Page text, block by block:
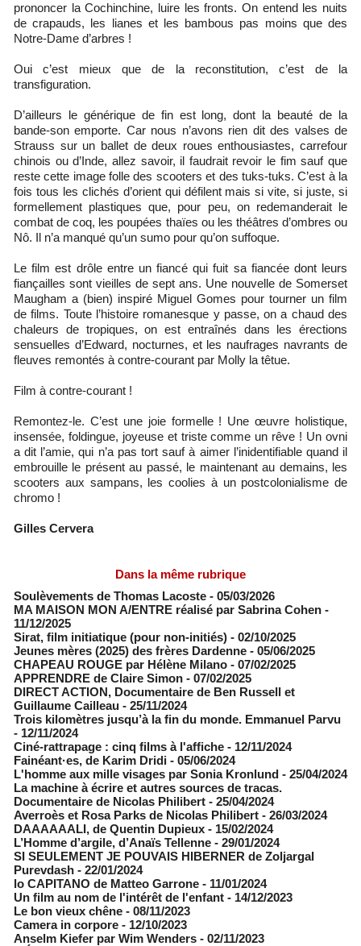
prononcer la Cochinchine, luire les fronts. On entend les nuits
de crapauds, les lianes et les bambous pas moins que des
Notre-Dame d’arbres !
Oui c’est mieux que de la reconstitution, c’est de la
transfiguration.
D’ailleurs le générique de fin est long, dont la beauté de la
bande-son emporte. Car nous n’avons rien dit des valses de
Strauss sur un ballet de deux roues enthousiastes, carrefour
chinois ou d’Inde, allez savoir, il faudrait revoir le fim sauf que
reste cette image folle des scooters et des tuks-tuks. C’est à la
fois tous les clichés d’orient qui défilent mais si vite, si juste, si
formellement plastiques que, pour peu, on redemanderait le
combat de coq, les poupées thaïes ou les théâtres d’ombres ou
Nô. Il n’a manqué qu’un sumo pour qu’on suffoque.
Le film est drôle entre un fiancé qui fuit sa fiancée dont leurs
fiançailles sont vieilles de sept ans. Une nouvelle de Somerset
Maugham a (bien) inspiré Miguel Gomes pour tourner un film
de films. Toute l’histoire romanesque y passe, on a chaud des
chaleurs de tropiques, on est entraînés dans les érections
sensuelles d’Edward, nocturnes, et les naufrages navrants de
fleuves remontés à contre-courant par Molly la têtue.
Film à contre-courant !
Remontez-le. C’est une joie formelle ! Une œuvre holistique,
insensée, foldingue, joyeuse et triste comme un rêve ! Un ovni
a dit l’amie, qui n’a pas tort sauf à aimer l’inidentifiable quand il
embrouille le présent au passé, le maintenant au demains, les
scooters aux sampans, les coolies à un postcolonialisme de
chromo !
Gilles Cervera
Dans la même rubrique
Soulèvements de Thomas Lacoste - 05/03/2026
MA MAISON MON A/ENTRE réalisé par Sabrina Cohen -
11/12/2025
Sirat, film initiatique (pour non-initiés) - 02/10/2025
Jeunes mères (2025) des frères Dardenne - 05/06/2025
CHAPEAU ROUGE par Hélène Milano - 07/02/2025
APPRENDRE de Claire Simon - 07/02/2025
DIRECT ACTION, Documentaire de Ben Russell et
Guillaume Cailleau - 25/11/2024
Trois kilomètres jusqu’à la fin du monde. Emmanuel Parvu
- 12/11/2024
Ciné-rattrapage : cinq films à l'affiche - 12/11/2024
Fainéant·es, de Karim Dridi - 05/06/2024
L'homme aux mille visages par Sonia Kronlund - 25/04/2024
La machine à écrire et autres sources de tracas.
Documentaire de Nicolas Philibert - 25/04/2024
Averroès et Rosa Parks de Nicolas Philibert - 26/03/2024
DAAAAAALI, de Quentin Dupieux - 15/02/2024
L’Homme d’argile, d’Anaïs Tellenne - 29/01/2024
SI SEULEMENT JE POUVAIS HIBERNER de Zoljargal
Purevdash - 22/01/2024
lo CAPITANO de Matteo Garrone - 11/01/2024
Un film au nom de l'intérêt de l'enfant - 14/12/2023
Le bon vieux chêne - 08/11/2023
Camera in corpore - 12/10/2023
Anselm Kiefer par Wim Wenders - 02/11/2023